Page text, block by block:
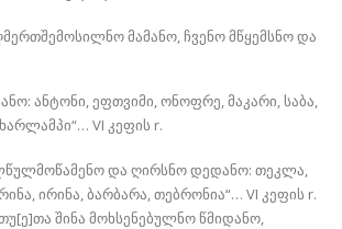
მამანო, ჩვენო მწყემსნო და
ანტონი, ეფთვიმი, ონოფრე, მაკარი, საბა,
VI კეფის r.
და ღირსნო დედანო: თეკლა,
ირინა, ბარბარა, თებრონია“… VI კეფის r.
შინა მოხსენებულნო წმიდანო,